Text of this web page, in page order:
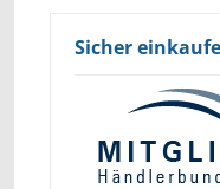
Sicher